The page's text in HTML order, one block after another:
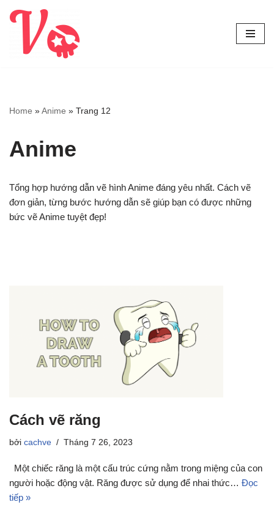
Chuyển
Home »Anime » Trang 12
Anime
Tổng hợp hướng dẫn vẽ hình Anime đáng yêu nhất. Cách vẽ
đơn giản, từng bước hướng dẫn sẽ giúp bạn có được những
bức vẽ Anime tuyệt đẹp!
Cách vẽ răng
bởi cachve Tháng 7 26, 2023
Một chiếc răng là một cấu trúc cứng nằm trong miệng của con
người hoặc động vật. Răng được sử dụng để nhai thức… Đọc
tiếp »